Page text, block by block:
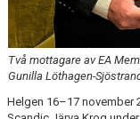
Två mottagare av EA
Gunilla Löthagen-
Helgen 16–17 november